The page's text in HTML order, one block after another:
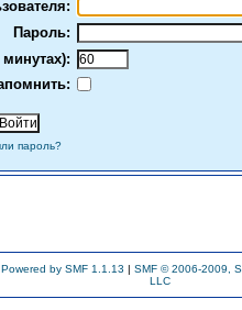
Пароль:
пароль?
Powered by SMF 1.1.13 | SMF © 2006-2009,
LLC